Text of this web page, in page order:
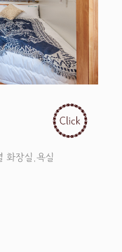
개별 화장실,욕실